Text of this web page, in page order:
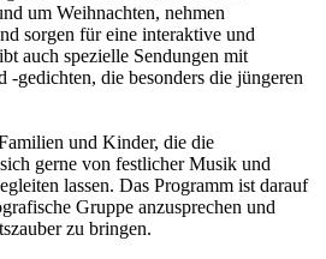
um Weihnachten, nehmen
sorgen für eine interaktive und
auch spezielle Sendungen mit
-gedichten, die besonders die jüngeren
und Kinder, die die
gerne von festlicher Musik und
lassen. Das Programm ist darauf
Gruppe anzusprechen und
zu bringen.